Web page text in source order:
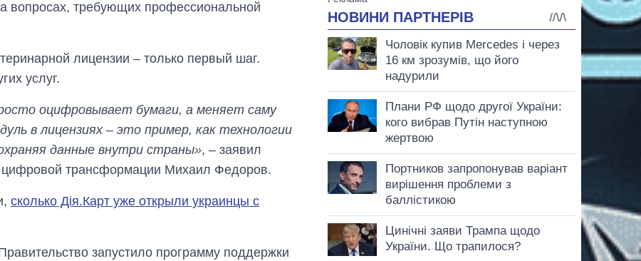
вопросах, требующих профессиональной
лицензии – только первый шаг.
услуг.
оцифровывает бумаги, а меняет саму
в лицензиях – это пример, как технологии
данные внутри страны», – заявил
трансформации Михаил Федоров.
сколько Дія.Карт уже открыли украинцы с
запустило программу поддержки